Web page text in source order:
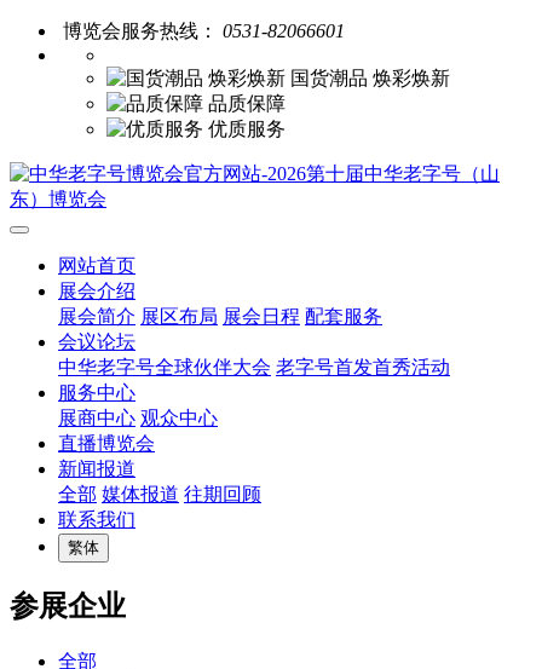
博览会服务热线： 0531-82066601
国货潮品 焕彩焕新
品质保障
优质服务
网站首页
展会介绍
展会简介 展区布局 展会日程 配套服务
会议论坛
中华老字号全球伙伴大会 老字号首发首秀活动
服务中心
展商中心 观众中心
直播博览会
新闻报道
全部 媒体报道 往期回顾
联系我们
繁体
参展企业
全部